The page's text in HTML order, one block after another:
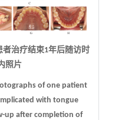
者治疗结束1年后随访时
照片
of one patient
with tongue
up after completion of